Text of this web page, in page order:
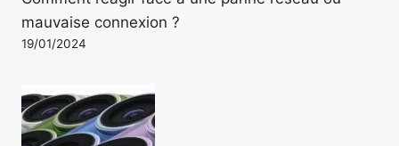
mauvaise connexion ?
19/01/2024